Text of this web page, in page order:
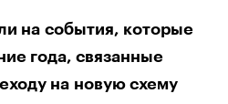
на события, которые
года, связанные
на новую схему